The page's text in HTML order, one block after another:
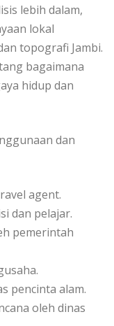
lebih dalam,
lokal
topografi Jambi.
bagaimana
hidup dan
dan
agent.
dan pelajar.
pemerintah
pencinta alam.
oleh dinas